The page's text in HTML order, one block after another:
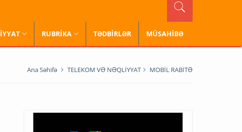
RUBRİKA TƏDBİRLƏR MÜSAHİBƏ
Ana Səhifə TELEKOM VƏ NƏQLİYYAT MOBİL RABİTƏ